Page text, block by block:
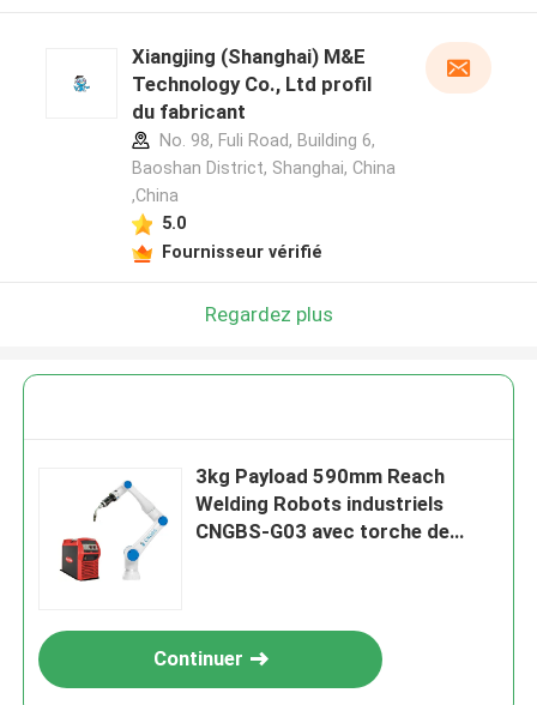
Xiangjing (Shanghai) M&E
Technology Co., Ltd profil
du fabricant
No. 98, Fuli Road, Building 6,
Baoshan District, Shanghai, China
,China
5.0
Fournisseur vérifié
Regardez plus
3kg Payload 590mm Reach
Welding Robots industriels
CNGBS-G03 avec torche de
Continuer